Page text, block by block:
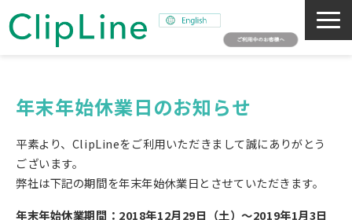
事業紹介
ニュース
サステナビリティ
採用情報
年末年始休業日のお知らせ
平素より、ClipLineをご利用いただきまして誠にありがとう
ございます。
弊社は下記の期間を年末年始休業日とさせていただきます。
年末年始休業期間：2018年12月29日（土）～2019年1月3日